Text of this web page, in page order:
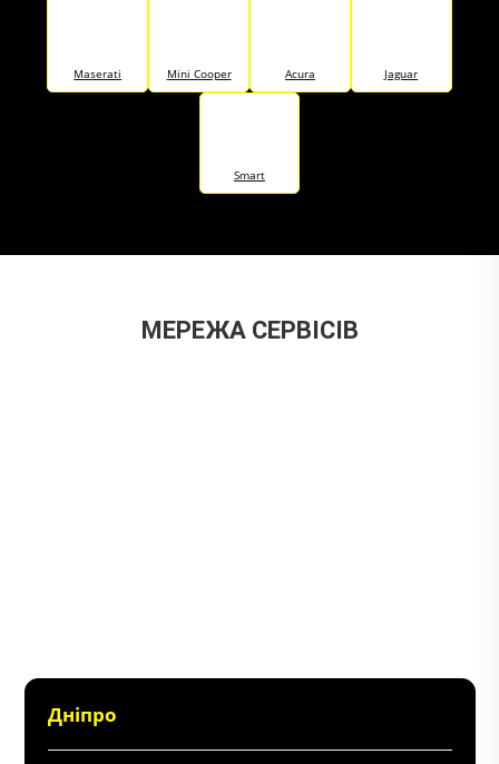
Maserati Mini Cooper Acura Jaguar
Smart
МЕРЕЖА СЕРВІСІВ
Дніпро